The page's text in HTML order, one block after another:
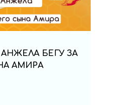
БЕГУ ЗА
АМИРА